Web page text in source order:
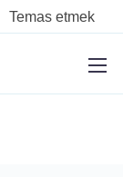
Temas etmek